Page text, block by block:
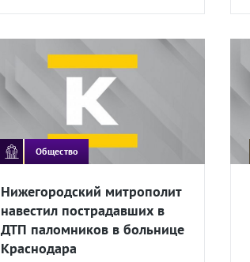
Общество
Нижегородский митрополит
навестил пострадавших в
ДТП паломников в больнице
Краснодара